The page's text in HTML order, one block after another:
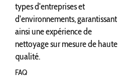
types d'entreprises et
d'environnements, garantissant
ainsi une expérience de
nettoyage sur mesure de haute
qualité.
FAQ